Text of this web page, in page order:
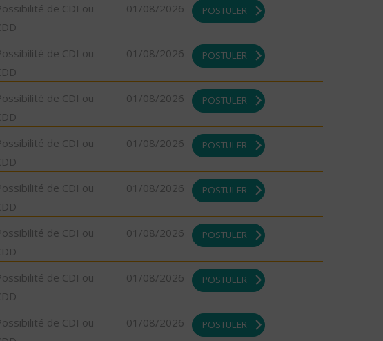
de CDI ou
01/08/2026 POSTULER
de CDI ou
01/08/2026 POSTULER
de CDI ou
01/08/2026 POSTULER
de CDI ou
01/08/2026 POSTULER
de CDI ou
01/08/2026 POSTULER
de CDI ou
01/08/2026 POSTULER
de CDI ou
01/08/2026 POSTULER
de CDI ou
01/08/2026 POSTULER